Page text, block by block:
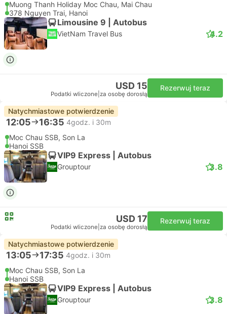
Muong Thanh Holiday Moc Chau, Mai Chau
378 Nguyen Trai, Hanoi
Limousine 9 | Autobus
VietNam Travel Bus 4.2
USD 15
Podatki wliczone za osobę dorosłą
Rezerwuj teraz
Natychmiastowe potwierdzenie
12:05 16:35 4godz. i 30m
Moc Chau SSB, Son La
Hanoi SSB
VIP9 Express | Autobus
Grouptour 3.8
USD 17
Podatki wliczone za osobę dorosłą
Rezerwuj teraz
Natychmiastowe potwierdzenie
13:05 17:35 4godz. i 30m
Moc Chau SSB, Son La
Hanoi SSB
VIP9 Express | Autobus
Grouptour 3.8